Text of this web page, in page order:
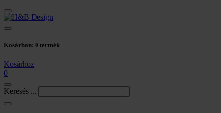
Kosárban: 0 termék
Kosárhoz
0
Keresés ...